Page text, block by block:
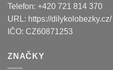
Telefon: +420 721 814 370
URL: https://dilykolobezky.cz/
IČO: CZ60871253
ZNAČKY